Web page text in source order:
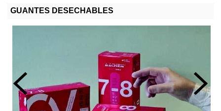
GUANTES DESECHABLES